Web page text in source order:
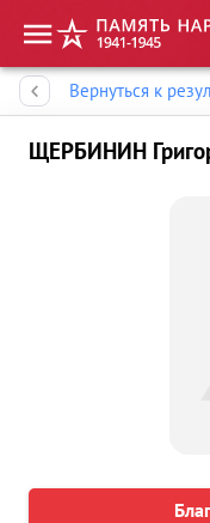
Вернуться к
ЩЕРБИНИН
Память народа